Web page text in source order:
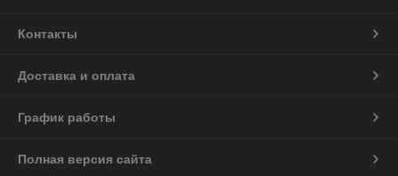
Контакты
Доставка и оплата
График работы
Полная версия сайта